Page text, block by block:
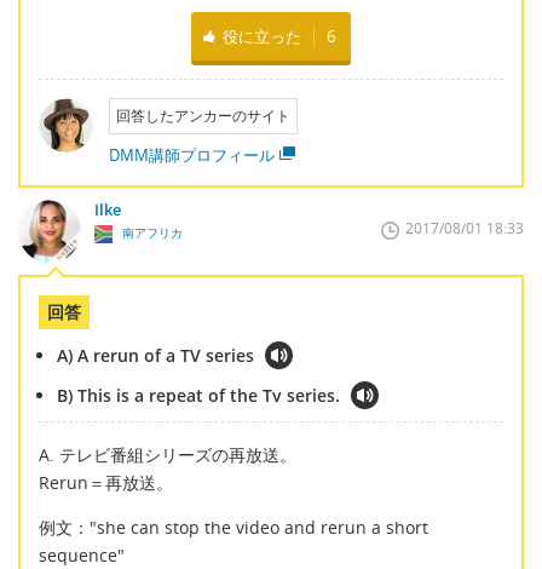
役に立った 6
回答したアンカーのサイト
DMM講師プロフィール
Ilke
南アフリカ 2017/08/01 18:33
回答
A) A rerun of a TV series
B) This is a repeat of the Tv series.
A. テレビ番組シリーズの再放送。
Rerun＝再放送。
例文："she can stop the video and rerun a short
sequence"